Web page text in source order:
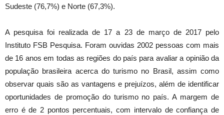
Sudeste (76,7%) e Norte (67,3%).
A pesquisa foi realizada de 17 a 23 de março de 2017 pelo
Instituto FSB Pesquisa. Foram ouvidas 2002 pessoas com mais
de 16 anos em todas as regiões do país para avaliar a opinião da
população brasileira acerca do turismo no Brasil, assim como
observar quais são as vantagens e prejuízos, além de identificar
oportunidades de promoção do turismo no país. A margem de
erro é de 2 pontos percentuais, com intervalo de confiança de